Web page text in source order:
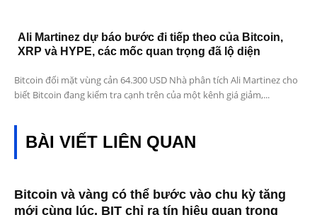
Ali Martinez dự báo bước đi tiếp theo của Bitcoin,
XRP và HYPE, các mốc quan trọng đã lộ diện
Bitcoin đối mặt vùng cản 64.300 USD Nhà phân tích Ali Martinez cho
biết Bitcoin đang kiểm tra cạnh trên của một kênh giá giảm,...
BÀI VIẾT LIÊN QUAN
Bitcoin và vàng có thể bước vào chu kỳ tăng
mới cùng lúc, BIT chỉ ra tín hiệu quan trọng